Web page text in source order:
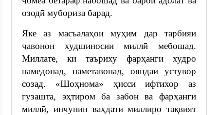
озодӣ мубориза барад.
Яке аз масъалаҳои муҳим дар тарбияи
ҷавонон худшиносии миллӣ мебошад.
Миллате, ки таъриху фарҳанги худро
намедонад, наметавонад, ояндаи устувор
созад. «Шоҳнома» ҳисси ифтихор аз
гузашта, эҳтиром ба забон ва фарҳанги
миллӣ, инчунин ваҳдати миллиро тақвият